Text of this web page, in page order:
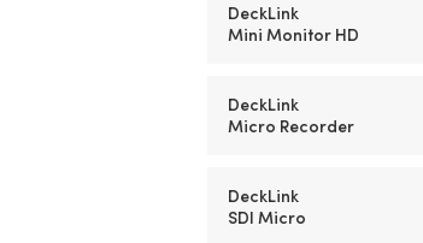
DeckLink
Mini Monitor HD
DeckLink
Micro Recorder
DeckLink
SDI Micro